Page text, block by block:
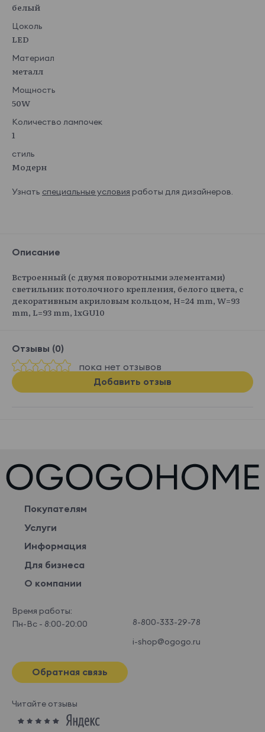
белый
Цоколь
LED
Материал
металл
Мощность
50W
Количество лампочек
1
стиль
Модерн
Узнать специальные условия работы для дизайнеров.
Описание
Встроенный (с двумя поворотными элементами)
светильник потолочного крепления, белого цвета, с
декоративным акриловым кольцом, H=24 mm, W=93
mm, L=93 mm, 1хGU10
Отзывы (0)
пока нет отзывов
Добавить отзыв
Покупателям
Услуги
Информация
Для бизнеса
О компании
Время работы:
Пн-Вс - 8:00-20:00
8-800-333-29-78
i-shop@ogogo.ru
Обратная связь
Читайте отзывы